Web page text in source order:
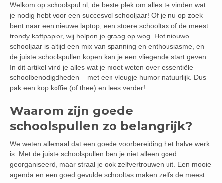
Welkom op schoolspul.nl, de beste plek om alles te vinden wat
je nodig hebt voor een succesvol schooljaar! Of je nu op zoek
bent naar een nieuwe laptop, een stoere schooltas of de meest
trendy kaftpapier, wij helpen je graag op weg. Het nieuwe
schooljaar is altijd een mix van spanning en enthousiasme, en
de juiste schoolspullen kopen kan je een vliegende start geven.
In dit artikel vind je alles wat je moet weten over essentiële
schoolbenodigdheden – met een vleugje humor natuurlijk. Dus
pak een kop koffie (of thee) en lees verder!
Waarom zijn goede
schoolspullen zo belangrijk?
We weten allemaal dat een goede voorbereiding het halve werk
is. Met de juiste schoolspullen ben je niet alleen goed
georganiseerd, maar straal je ook zelfvertrouwen uit. Een mooie
agenda en een goed gevulde schooltas maken zelfs de meest